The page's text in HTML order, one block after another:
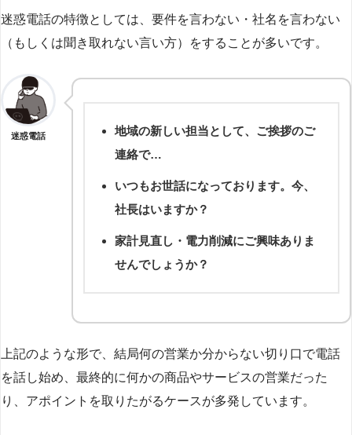
迷惑電話の特徴としては、要件を言わない・社名を言わない
（もしくは聞き取れない言い方）をすることが多いです。
迷惑電話
地域の新しい担当として、ご挨拶のご
連絡で…
いつもお世話になっております。今、
社長はいますか？
家計見直し・電力削減にご興味ありま
せんでしょうか？
上記のような形で、結局何の営業か分からない切り口で電話
を話し始め、最終的に何かの商品やサービスの営業だった
り、アポイントを取りたがるケースが多発しています。